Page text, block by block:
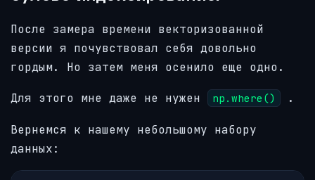
После замера времени векторизованной
версии я почувствовал себя довольно
гордым. Но затем меня осенило еще одно.
Для этого мне даже не нужен np.where() .
Вернемся к нашему небольшому набору
данных: